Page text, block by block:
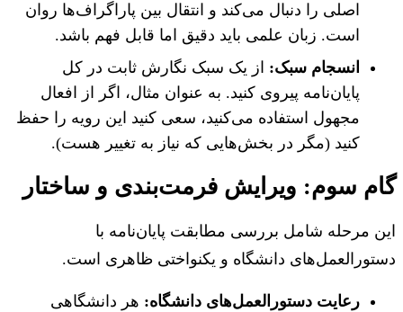
اصلی را دنبال می‌کند و انتقال بین پاراگراف‌ها روان
است. زبان علمی باید دقیق اما قابل فهم باشد.
انسجام سبک:از یک سبک نگارش ثابت در کل
پایان‌نامه پیروی کنید. به عنوان مثال، اگر از افعال
مجهول استفاده می‌کنید، سعی کنید این رویه را حفظ
کنید (مگر در بخش‌هایی که نیاز به تغییر هست).
سوم: ویرایش فرمت‌بندی و ساختار
مرحله شامل بررسی مطابقت پایان‌نامه با
دانشگاه و یکنواختی ظاهری است.
رعایت دستورالعمل‌های دانشگاه:هر دانشگاهی